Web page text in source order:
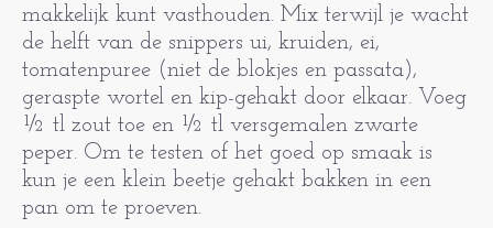
makkelijk kunt vasthouden. Mix terwijl je wacht
de helft van de snippers ui, kruiden, ei,
tomatenpuree (niet de blokjes en passata),
geraspte wortel en kip-gehakt door elkaar. Voeg
½ tl zout toe en ½ tl versgemalen zwarte
peper. Om te testen of het goed op smaak is
kun je een klein beetje gehakt bakken in een
pan om te proeven.